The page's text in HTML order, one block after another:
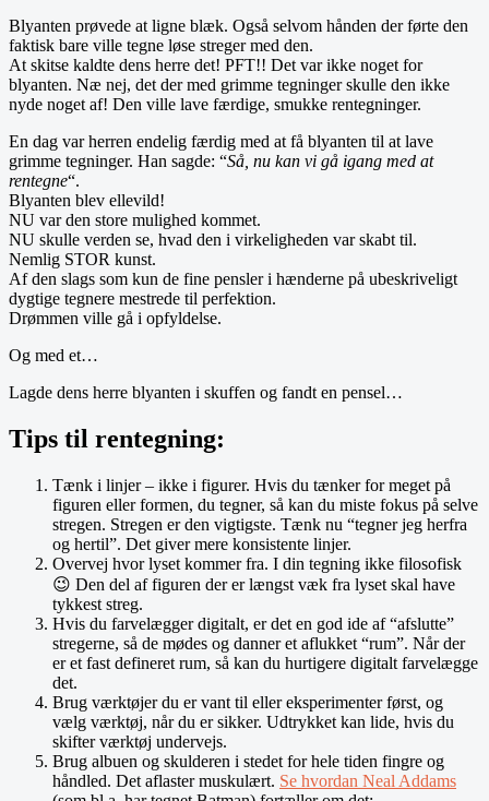
Blyanten prøvede at ligne blæk. Også selvom hånden der førte den
faktisk bare ville tegne løse streger med den.
At skitse kaldte dens herre det! PFT!! Det var ikke noget for
blyanten. Næ nej, det der med grimme tegninger skulle den ikke
nyde noget af! Den ville lave færdige, smukke rentegninger.
En dag var herren endelig færdig med at få blyanten til at lave
grimme tegninger. Han sagde: “Så, nu kan vi gå igang med at
rentegne“.
Blyanten blev ellevild!
NU var den store mulighed kommet.
NU skulle verden se, hvad den i virkeligheden var skabt til.
Nemlig STOR kunst.
Af den slags som kun de fine pensler i hænderne på ubeskriveligt
dygtige tegnere mestrede til perfektion.
Drømmen ville gå i opfyldelse.
Og med et…
Lagde dens herre blyanten i skuffen og fandt en pensel…
Tips til rentegning:
Tænk i linjer – ikke i figurer. Hvis du tænker for meget på
figuren eller formen, du tegner, så kan du miste fokus på selve
stregen. Stregen er den vigtigste. Tænk nu “tegner jeg herfra
og hertil”. Det giver mere konsistente linjer.
Overvej hvor lyset kommer fra. I din tegning ikke filosofisk
😉 Den del af figuren der er længst væk fra lyset skal have
tykkest streg.
Hvis du farvelægger digitalt, er det en god ide af “afslutte”
stregerne, så de mødes og danner et aflukket “rum”. Når der
er et fast defineret rum, så kan du hurtigere digitalt farvelægge
det.
Brug værktøjer du er vant til eller eksperimenter først, og
vælg værktøj, når du er sikker. Udtrykket kan lide, hvis du
skifter værktøj undervejs.
Brug albuen og skulderen i stedet for hele tiden fingre og
håndled. Det aflaster muskulært. Se hvordan Neal Addams